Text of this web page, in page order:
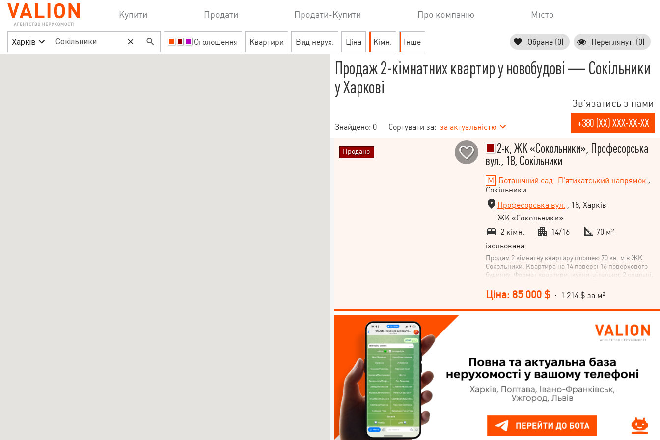
Купити Продати Продати-Купити Про компанію Місто
Харків Оголошення Квартири Вид нерух. Ціна Кімн. Інше Обране (0) Переглянуті (0)
Продаж 2-кімнатних квартир у новобудові — Сокільники
у Харкові
Знайдено: 0 Сортувати за: за актуальністю
Зв'язатись з нами
+380 (XX) XXX-XX-XX
2-к, ЖК «Сокольники», Професорська
вул., 18, Сокільники
Ботанічний сад П'ятихатський напрямок ,
Сокільники
Професорська вул. , 18, Харків
ЖК «Сокольники»
2 кімн.
14/16
70 м²
ізольована
Продам 2 кімнатну квартиру площею 70 кв. м в ЖК
Сокольники. Квартира на 14 поверсі 16 поверхового
будинку. Формат квартири -кухня-вітальня, 2 спальні,
дизайнерський ремонт. У квартирі вбудовані
міжкімнатні двері. На кухні, у ванній, пральні та
коридорі тепла підлога DANFOSS. Встановлена
На кухні вбудована техніка: духова шафа,
мікрохвильова піч, посудомийна машина, варильна
поверхня все фірми Bosch. Встановлені лічильники
продуктових магазини, дитячі та спортивні
майданчики. Поруч школа та дитячий садочок Бойко,
спортивний комплекс «Тетра».
Ціна: 85 000 $· 1 214 $ за м²
Продано